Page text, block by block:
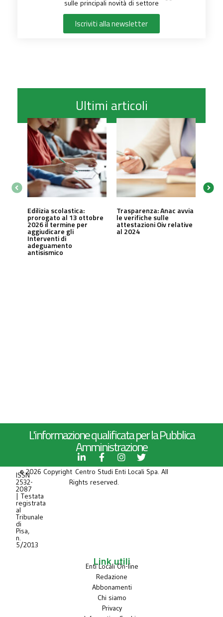
sulle principali novità di settore
Iscriviti alla newsletter
Ultimi articoli
Edilizia scolastica:
prorogato al 13 ottobre
2026 il termine per
aggiudicare gli
Interventi di
adeguamento
antisismico
Trasparenza: Anac avvia
le verifiche sulle
attestazioni Oiv relative
al 2024
L'informazione qualificata per la Pubblica
Amministrazione
ISSN
2532-
2087
| Testata
registrata
al
Tribunale
di
Pisa,
n.
5/2013
© 2026 Copyright Centro Studi Enti Locali Spa. All
Rights reserved.
Link utili
Enti Locali On-line
Redazione
Abbonamenti
Chi siamo
Privacy